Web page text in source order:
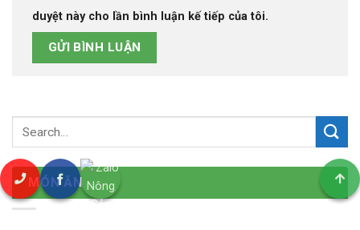
duyệt này cho lần bình luận kế tiếp của tôi.
MÓN ĂN